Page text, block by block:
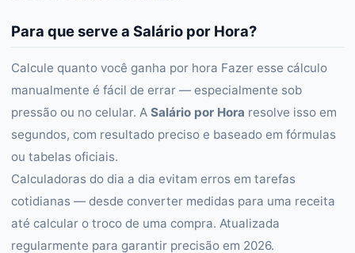
Para que serve a Salário por Hora?
Calcule quanto você ganha por hora Fazer esse cálculo
manualmente é fácil de errar — especialmente sob
pressão ou no celular. A Salário por Hora resolve isso em
segundos, com resultado preciso e baseado em fórmulas
ou tabelas oficiais.
Calculadoras do dia a dia evitam erros em tarefas
cotidianas — desde converter medidas para uma receita
até calcular o troco de uma compra. Atualizada
regularmente para garantir precisão em 2026.